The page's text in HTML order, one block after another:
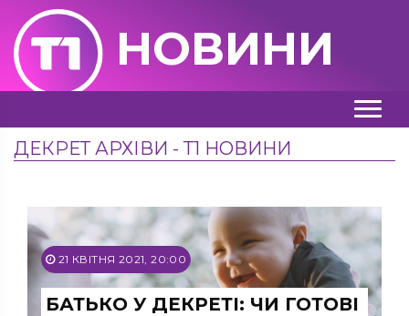
НОВИНИ
ДЕКРЕТ АРХІВИ - Т1 НОВИНИ
21 КВІТНЯ 2021, 20:00
БАТЬКО У ДЕКРЕТІ: ЧИ ГОТОВІ